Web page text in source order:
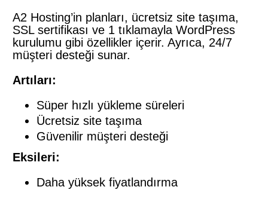
A2 Hosting’in planları, ücretsiz site taşıma,
SSL sertifikası ve 1 tıklamayla WordPress
kurulumu gibi özellikler içerir. Ayrıca, 24/7
müşteri desteği sunar.
Artıları:
Süper hızlı yükleme süreleri
Ücretsiz site taşıma
Güvenilir müşteri desteği
Eksileri:
Daha yüksek fiyatlandırma